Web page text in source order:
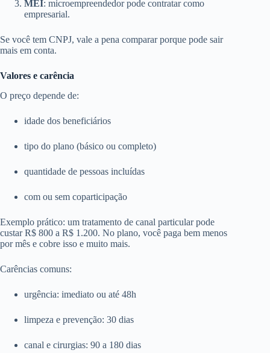
MEI: microempreendedor pode contratar como
empresarial.
Se você tem CNPJ, vale a pena comparar porque pode sair
mais em conta.
Valores e carência
O preço depende de:
idade dos beneficiários
tipo do plano (básico ou completo)
quantidade de pessoas incluídas
com ou sem coparticipação
Exemplo prático: um tratamento de canal particular pode
custar R$ 800 a R$ 1.200. No plano, você paga bem menos
por mês e cobre isso e muito mais.
Carências comuns:
urgência: imediato ou até 48h
limpeza e prevenção: 30 dias
canal e cirurgias: 90 a 180 dias